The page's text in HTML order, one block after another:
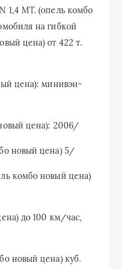
1,4 MT. (опель комбо
на гибкой
цена) от 422 т.
цена): минивэн-
цена): 2006/
новый цена) 5/
комбо новый цена)
до 100 км/час,
новый цена) куб.